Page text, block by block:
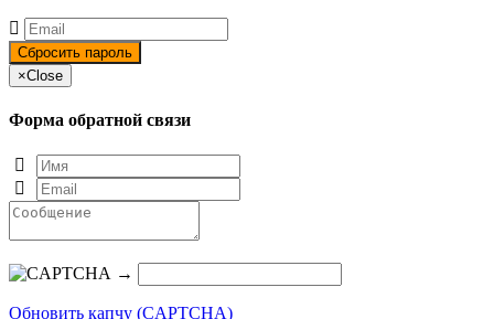
×Close
Форма обратной связи
→
Обновить капчу (CAPTCHA)